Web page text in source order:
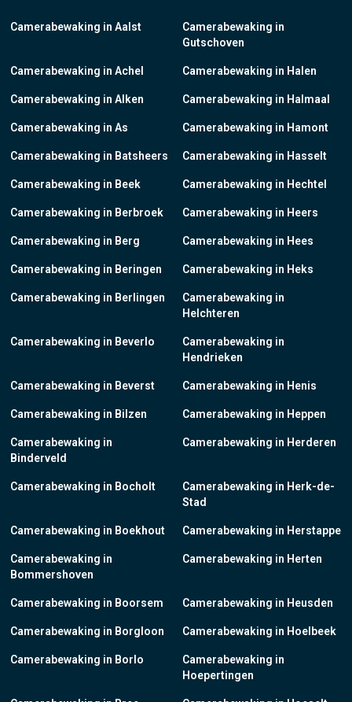
Camerabewaking in Aalst
Camerabewaking in Achel
Camerabewaking in Alken
Camerabewaking in As
Camerabewaking in Batsheers
Camerabewaking in Beek
Camerabewaking in Berbroek
Camerabewaking in Berg
Camerabewaking in Beringen
Camerabewaking in Berlingen
Camerabewaking in Beverlo
Camerabewaking in Beverst
Camerabewaking in Bilzen
Camerabewaking in
Binderveld
Camerabewaking in Bocholt
Camerabewaking in Boekhout
Camerabewaking in
Bommershoven
Camerabewaking in Boorsem
Camerabewaking in Borgloon
Camerabewaking in Borlo
Camerabewaking in
Gutschoven
Camerabewaking in Halen
Camerabewaking in Halmaal
Camerabewaking in Hamont
Camerabewaking in Hasselt
Camerabewaking in Hechtel
Camerabewaking in Heers
Camerabewaking in Hees
Camerabewaking in Heks
Camerabewaking in
Helchteren
Camerabewaking in
Hendrieken
Camerabewaking in Henis
Camerabewaking in Heppen
Camerabewaking in Herderen
Camerabewaking in Herk-de-
Stad
Camerabewaking in Herstappe
Camerabewaking in Herten
Camerabewaking in Heusden
Camerabewaking in Hoelbeek
Camerabewaking in
Hoepertingen